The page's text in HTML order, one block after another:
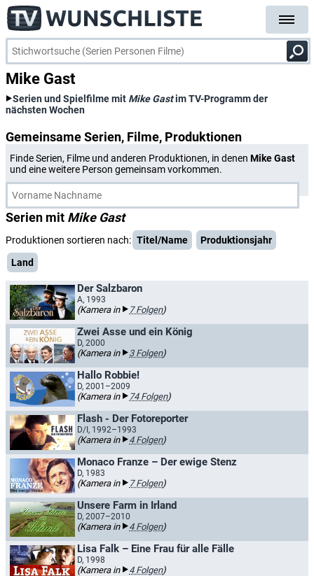
Mike Gast
Serien und Spielfilme mit Mike Gastim TV-Programm der
nächsten Wochen
Gemeinsame Serien, Filme, Produktionen
Finde Serien, Filme und anderen Produktionen, in denen Mike Gast
und eine weitere Person gemeinsam vorkommen.
Serien mit Mike Gast
Produktionen sortieren nach: Titel/Name
Produktionsjahr
Land
Der Salzbaron
A, 1993
(Kamera in 7 Folgen)
Zwei Asse und ein König
D, 2000
(Kamera in 3 Folgen)
Hallo Robbie!
D, 2001–2009
(Kamera in 74 Folgen)
Flash - Der Fotoreporter
D/I, 1992–1993
(Kamera in 4 Folgen)
Monaco Franze – Der ewige Stenz
D, 1983
(Kamera in 7 Folgen)
Unsere Farm in Irland
D, 2007–2010
(Kamera in 4 Folgen)
Lisa Falk – Eine Frau für alle Fälle
D, 1998
(Kamera in 4 Folgen)